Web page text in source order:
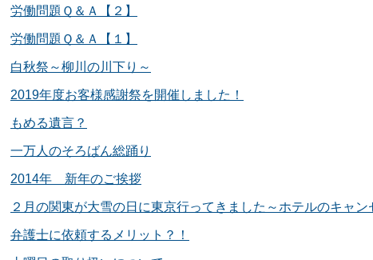
労働問題Ｑ＆Ａ【２】
労働問題Ｑ＆Ａ【１】
白秋祭～柳川の川下り～
2019年度お客様感謝祭を開催しました！
もめる遺言？
一万人のそろばん総踊り
2014年 新年のご挨拶
２月の関東が大雪の日に東京行ってきました～ホテルのキャ
弁護士に依頼するメリット？！